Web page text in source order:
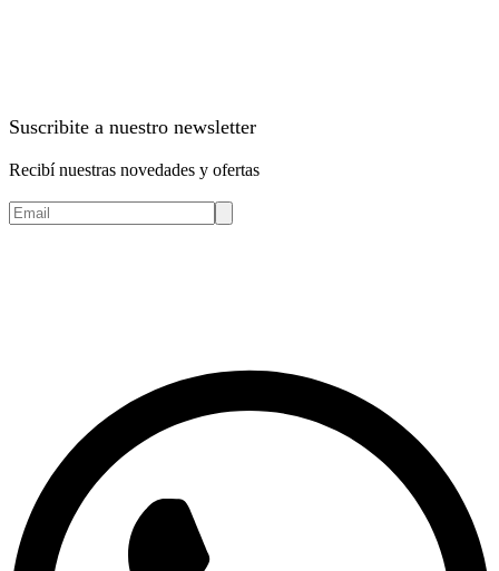
Suscribite a nuestro newsletter
Recibí nuestras novedades y ofertas